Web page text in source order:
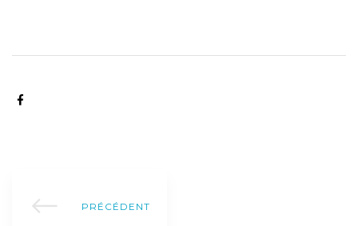
SHARE:
PRÉCÉDENT